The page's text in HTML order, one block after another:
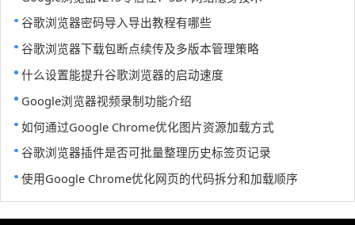
谷歌浏览器密码导入导出教程有哪些
谷歌浏览器下载包断点续传及多版本管理策略
什么设置能提升谷歌浏览器的启动速度
Google浏览器视频录制功能介绍
如何通过Google Chrome优化图片资源加载方式
谷歌浏览器插件是否可批量整理历史标签页记录
使用Google Chrome优化网页的代码拆分和加载顺序